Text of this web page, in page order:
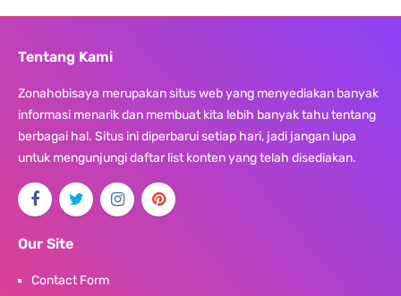
Tentang Kami
Zonahobisaya merupakan situs web yang menyediakan banyak
informasi menarik dan membuat kita lebih banyak tahu tentang
berbagai hal. Situs ini diperbarui setiap hari, jadi jangan lupa
untuk mengunjungi daftar list konten yang telah disediakan.
Our Site
Contact Form